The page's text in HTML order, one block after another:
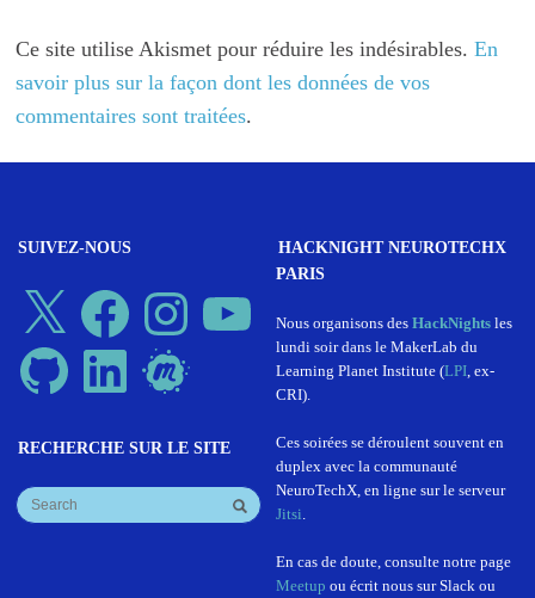
Ce site utilise Akismet pour réduire les indésirables.En
savoir plus sur la façon dont les données de vos
commentaires sont traitées.
SUIVEZ-NOUS
X Facebook Instagram
GitHub LinkedIn Meetup
RECHERCHE SUR LE SITE
HACKNIGHT NEUROTECHX
PARIS
Nous organisons des HackNightsles
lundi soir dans le MakerLab du
Learning Planet Institute (LPI, ex-
CRI).
Ces soirées se déroulent souvent en
duplex avec la communauté
NeuroTechX, en ligne sur le serveur
Jitsi
En cas de doute, consulte notre page
Meetup ou écrit nous sur Slack ou